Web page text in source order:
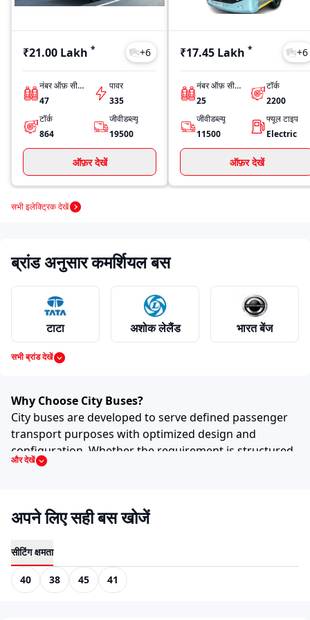
₹21.00 Lakh * +6
नंबर ऑफ़ सीट्स
47
पावर
335
टॉर्क
864
जीवीडब्ल्यू
19500
ऑफ़र देखें
₹17.45 Lakh * +6
नंबर ऑफ़ सीट्स
25
टॉर्क
2200
जीवीडब्ल्यू
11500
फ्यूल टाइप
Electric
ऑफ़र देखें
सभी इलेक्ट्रिक देखें
ब्रांड अनुसार कमर्शियल बस
टाटा अशोक लेलैंड भारत बेंज
वोल्वो स्वराज माजदा
आइशर
सभी ब्रांड देखें
Why Choose City Buses?
City buses are developed to serve defined passenger
transport purposes with optimized design and
configuration. Whether the requirement is structured
route planning, daily institutional transport or
Manufacturers focus on durability, fuel efficiency and
performance under regular usage. Depending on the
model, buyers can choose from multiple seating
layouts and fuel types that best match operational
और देखें
अपने लिए सही बस खोजें
सीटिंग क्षमता
40 38 45 41